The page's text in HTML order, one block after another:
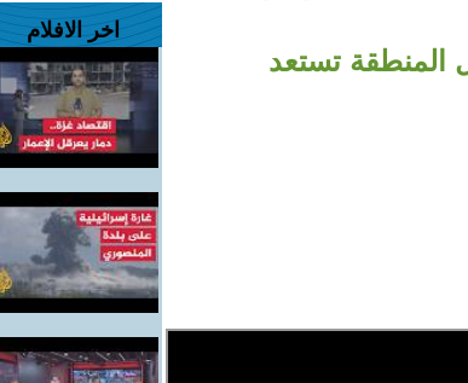
المنطقة تستعد
اخر الافلام